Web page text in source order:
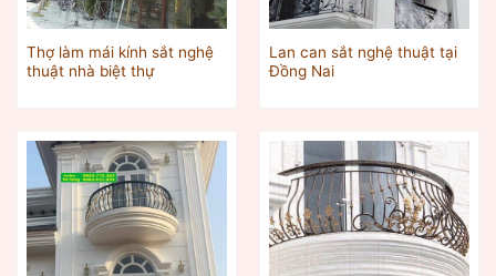
Thợ làm mái kính sắt nghệ
thuật nhà biệt thự
Lan can sắt nghệ thuật tại
Đồng Nai